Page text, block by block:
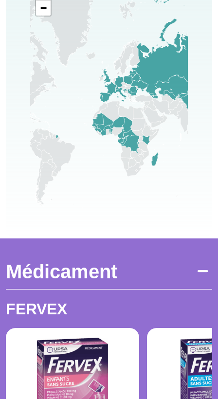
−
Médicament
FERVEX